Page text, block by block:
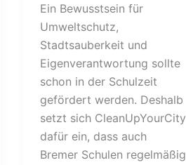
Ein Bewusstsein für
Umweltschutz,
Stadtsauberkeit und
Eigenverantwortung sollte
schon in der Schulzeit
gefördert werden. Deshalb
setzt sich CleanUpYourCity
dafür ein, dass auch
Bremer Schulen regelmäßig